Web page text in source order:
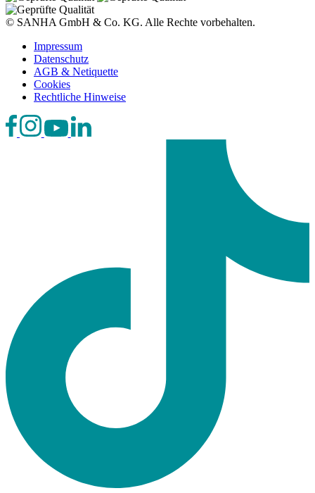
© SANHA GmbH & Co. KG. Alle Rechte vorbehalten.
Impressum
Datenschutz
AGB & Netiquette
Cookies
Rechtliche Hinweise